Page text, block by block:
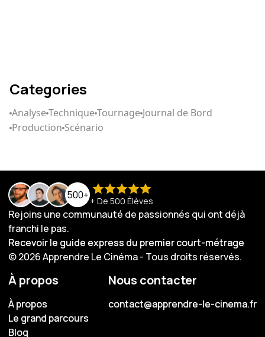
Categories
AnalyseTechniqueTournage Journal de Bord
Production Scénario
500+ + De 500 Élèves
Rejoins une communauté de passionnés qui ont déjà
franchi le pas.
Recevoir le guide express du premier court-métrage
Recevoir le guide express du premier court-métrage
© 2026 Apprendre Le Cinéma - Tous droits réservés.
À propos
À propos
À propos
Le grand parcours
Le grand parcours
Blog
Blog
Nous contacter
contact@apprendre-le-cinema.fr
contact@apprendre-le-cinema.fr